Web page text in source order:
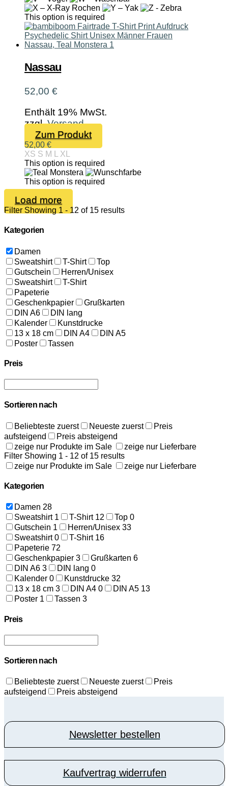
gewählt
werden
This option is required
Nassau
52,00 €
Enthält 19% MwSt.
zzgl.Versand
Zum Produkt
Produkt
mehrere
Varianten
Optionen
Produktseite
gewählt
52,00 €
XS S M
XL
This option is required
This option is required
Load more
Filter Showing 1 - 12 of 15 results
Kategorien
Damen
Sweatshirt
T-Shirt
Top
Gutschein
Herren/Unisex
Sweatshirt
T-Shirt
Papeterie
Geschenkpapier
Grußkarten
DIN A6
DIN lang
Kalender
Kunstdrucke
13 x 18 cm
DIN A4
DIN A5
Poster
Tassen
Preis
Sortieren nach
Beliebteste zuerst Neueste zuerst
Preis
aufsteigend
Preis absteigend
zeige nur Produkte im Sale
zeige nur Lieferbare
Filter Showing 1 - 12 of 15 results
zeige nur Produkte im Sale
zeige nur Lieferbare
Kategorien
Damen 28
Sweatshirt 1 T-Shirt 12 Top 0
Gutschein 1 Herren/Unisex 33
Sweatshirt0 T-Shirt 16
Papeterie 72
Geschenkpapier 3 Grußkarten 6
DIN A6 3 DIN lang 0
Kalender 0 Kunstdrucke 32
13 x 18 cm 3 DIN A4 0 DIN A5 13
Poster 1 Tassen 3
Preis
Sortieren nach
Beliebteste zuerst Neueste zuerst
Preis
aufsteigend
Preis absteigend
Newsletter bestellen
Kaufvertrag widerrufen